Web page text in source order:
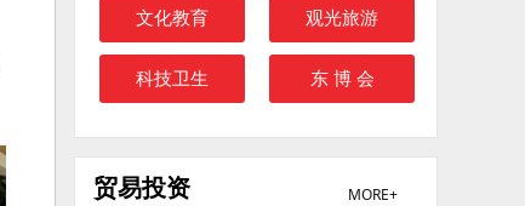
文化教育 观光旅游
科技卫生 东 博 会
贸易投资 MORE+